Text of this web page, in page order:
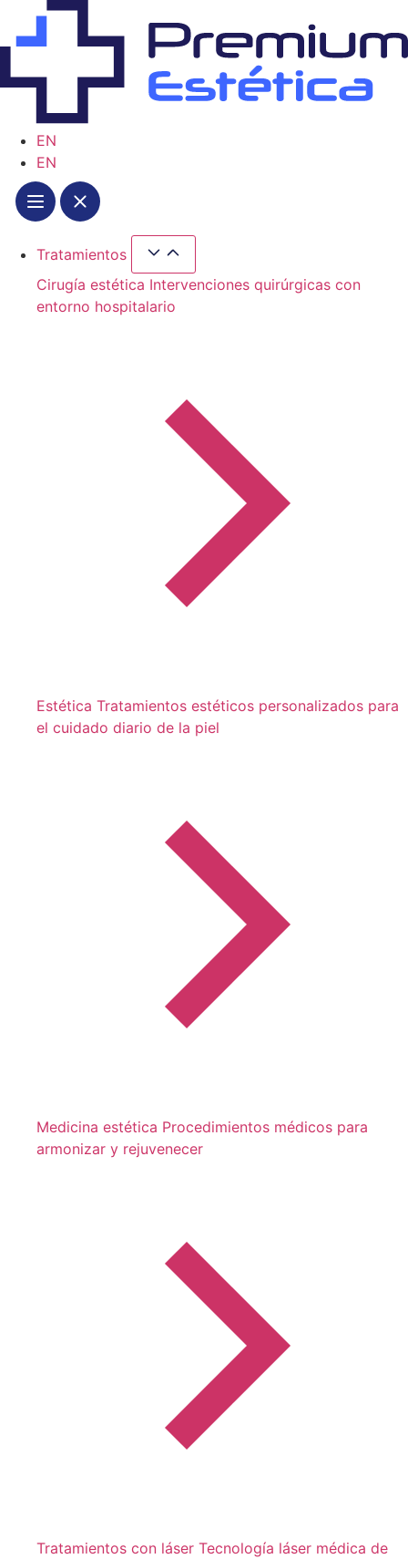
EN
EN
Tratamientos Cerrar Tratamientos
Cirugía estética Intervenciones quirúrgicas con
entorno hospitalario
Estética Tratamientos estéticos personalizados para
el cuidado diario de la piel
Medicina estética Procedimientos médicos para
armonizar y rejuvenecer
Tratamientos con láser Tecnología láser médica de